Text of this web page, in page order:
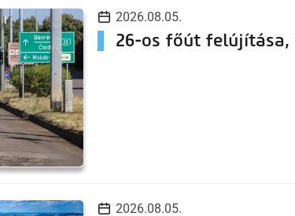
2026.08.05.
26-os főút felújítása,
2026.08.05.